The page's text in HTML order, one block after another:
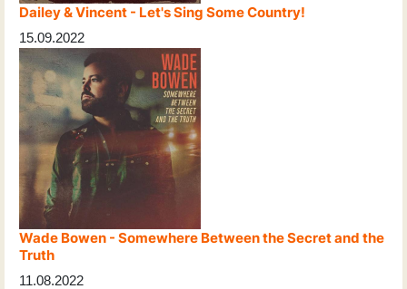
Dailey & Vincent - Let's Sing Some Country!
15.09.2022
Wade Bowen - Somewhere Between the Secret and the
Truth
11.08.2022